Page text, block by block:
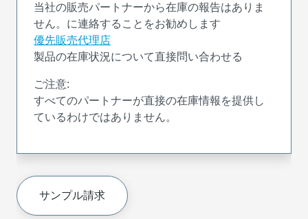
当社の販売パートナーから在庫の報告はありま
せん。に連絡することをお勧めします
優先販売代理店
製品の在庫状況について直接問い合わせる
ご注意:
すべてのパートナーが直接の在庫情報を提供し
ているわけではありません。
サンプル請求